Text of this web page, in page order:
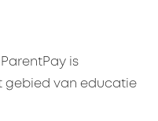
is
gebied van educatie